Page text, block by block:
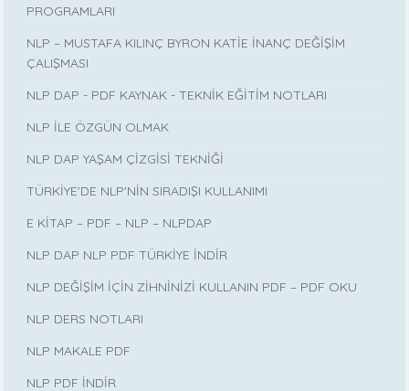
PROGRAMLARI
NLP – MUSTAFA KILINÇ BYRON KATİE İNANÇ DEĞİŞİM
ÇALIŞMASI
NLP DAP - PDF KAYNAK - TEKNİK EĞİTİM NOTLARI
NLP İLE ÖZGÜN OLMAK
NLP DAP YAŞAM ÇİZGİSİ TEKNİĞİ
TÜRKİYE'DE NLP'NİN SIRADIŞI KULLANIMI
E KİTAP – PDF – NLP – NLPDAP
NLP DAP NLP PDF TÜRKİYE İNDİR
NLP DEĞİŞİM İÇİN ZİHNİNİZİ KULLANIN PDF – PDF OKU
NLP DERS NOTLARI
NLP MAKALE PDF
NLP PDF İNDİR